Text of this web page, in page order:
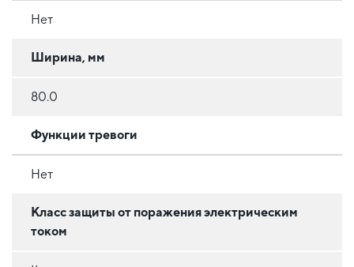
Нет
Ширина, мм
80.0
Функции тревоги
Нет
Класс защиты от поражения электрическим
током